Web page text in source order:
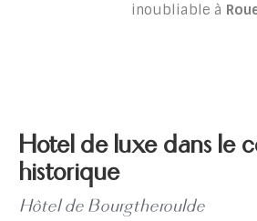
inoubliable à
Hotel de luxe dans le
historique
Hôtel de Bourgtheroulde